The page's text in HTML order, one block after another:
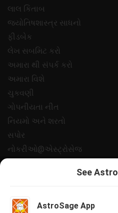
લાલ કિતાબ
જ્યોતિષશાસ્ત્ર સાધનો
ફીડબેક
લેખ સબમિટ કરો
અમારા થી સંપર્ક કરો
અમારા વિશે
ચુકવણી
ગોપનીયતા નીત
નિયમો અને શરતો
સપોર
નોકરીઓ@એસ્ટ્રોસેજ
All copyrightsSee
AstroSage App